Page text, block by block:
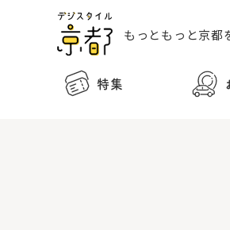
もっともっと京都
特集